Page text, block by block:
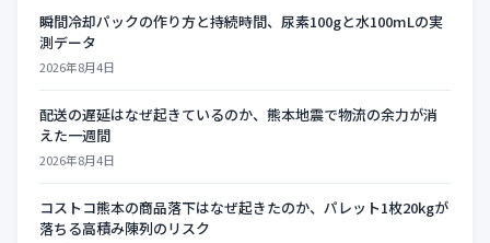
瞬間冷却パックの作り方と持続時間、尿素100gと水100mLの実
測データ
2026年8月4日
配送の遅延はなぜ起きているのか、熊本地震で物流の余力が消
えた一週間
2026年8月4日
コストコ熊本の商品落下はなぜ起きたのか、パレット1枚20kgが
落ちる高積み陳列のリスク